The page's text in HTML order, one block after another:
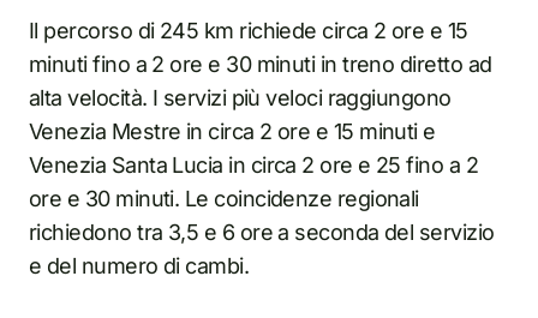
Il percorso di 245 km richiede circa 2 ore e 15
minuti fino a 2 ore e 30 minuti in treno diretto ad
alta velocità. I servizi più veloci raggiungono
Venezia Mestre in circa 2 ore e 15 minuti e
Venezia Santa Lucia in circa 2 ore e 25 fino a 2
ore e 30 minuti. Le coincidenze regionali
richiedono tra 3,5 e 6 ore a seconda del servizio
e del numero di cambi.